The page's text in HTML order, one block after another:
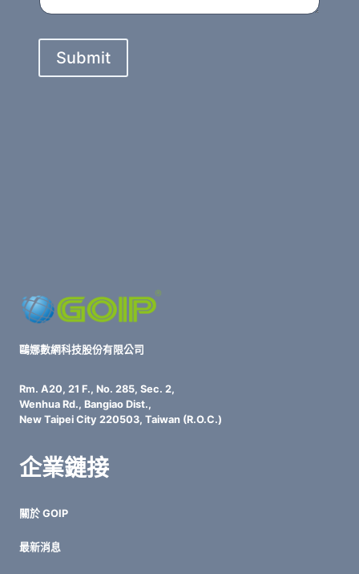
Submit
鷗娜數網科技股份有限公司
Rm. A20, 21 F., No. 285, Sec. 2,
Wenhua Rd., Bangiao Dist.,
New Taipei City 220503, Taiwan (R.O.C.)
企業鏈接
關於 GOIP
最新消息